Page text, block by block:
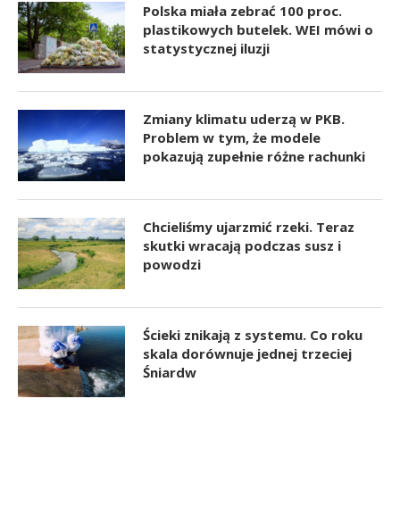
Polska miała zebrać 100 proc.
plastikowych butelek. WEI mówi o
statystycznej iluzji
Zmiany klimatu uderzą w PKB.
Problem w tym, że modele
pokazują zupełnie różne rachunki
Chcieliśmy ujarzmić rzeki. Teraz
skutki wracają podczas susz i
powodzi
Ścieki znikają z systemu. Co roku
skala dorównuje jednej trzeciej
Śniardw